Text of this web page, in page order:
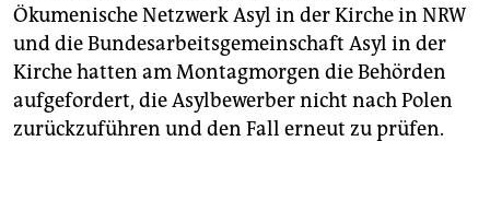
Ökumenische Netzwerk Asyl in der Kirche in NRW
und die Bundesarbeitsgemeinschaft Asyl in der
Kirche hatten am Montagmorgen die Behörden
aufgefordert, die Asylbewerber nicht nach Polen
zurückzuführen und den Fall erneut zu prüfen.